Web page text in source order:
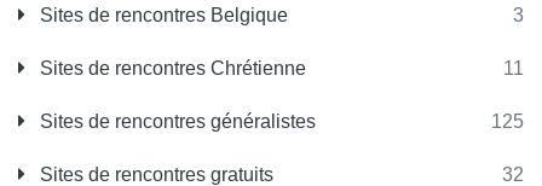
Sites de rencontres Belgique 3
Sites de rencontres Chrétienne 11
Sites de rencontres généralistes 125
Sites de rencontres gratuits 32